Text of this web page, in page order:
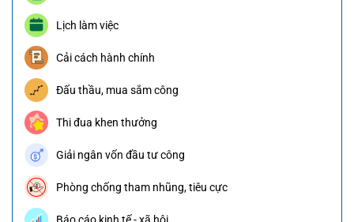
Lịch làm việc
Cải cách hành chính
Đấu thầu, mua sắm công
Thi đua khen thưởng
Giải ngân vốn đầu tư công
Phòng chống tham nhũng, tiêu cực
Báo cáo kinh tế - xã hội